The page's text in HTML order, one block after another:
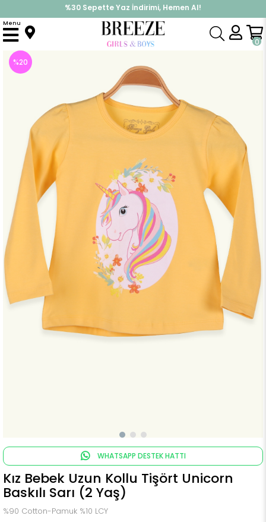
%30 Sepette Yaz İndirimi, Hemen Al!
İndirimlere ek %10 İndirimi Kap, Hemen Üye Ol!
0
Menu
Anasayfa Üst Giyim Uzun Kollu Tişört Kız Bebek Uzun Kollu Tişört Unicorn Baskılı Sarı (2 Yaş)
%20
WHATSAPP DESTEK HATTI
Kız Bebek Uzun Kollu Tişört Unicorn
Baskılı Sarı (2 Yaş)
%90 Cotton-Pamuk %10 LCY